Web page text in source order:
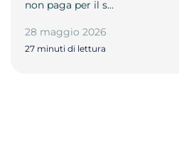
non paga per il s…
28 maggio 2026
27 minuti di lettura